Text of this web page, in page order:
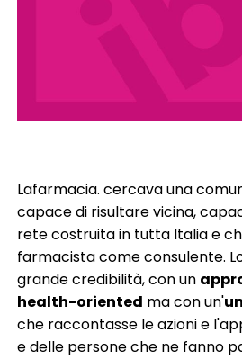
Lafarmacia. cercava una
capace di risultare vicina,
rete costruita in tutta Italia e
farmacista come consulente.
grande credibilità, con un
health-oriented ma con un'
che raccontasse le azioni e
e delle persone che ne fanno